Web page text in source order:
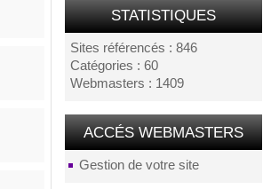
STATISTIQUES
Sites référencés : 846
Catégories : 60
Webmasters : 1409
ACCÉS WEBMASTERS
Gestion de votre site